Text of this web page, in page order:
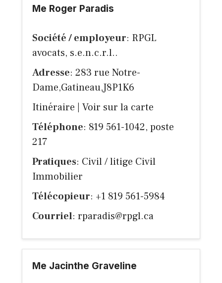
Me Roger Paradis
Société / employeur: RPGL
avocats, s.e.n.c.r.l..
Adresse: 283 rue Notre-
Dame,Gatineau,J8P1K6
Itinéraire
Voir sur la carte
Téléphone: 819 561-1042, poste
217
Pratiques: Civil / litige Civil
Immobilier
Télécopieur: +1 819 561-5984
Courriel: rparadis@rpgl.ca
Me Jacinthe Graveline